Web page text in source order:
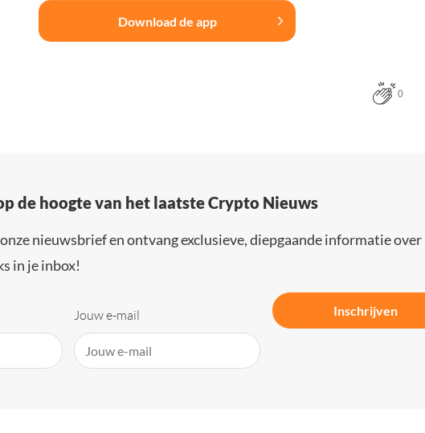
Download de app
0
de hoogte van het laatste Crypto Nieuws
nieuwsbrief en ontvang exclusieve, diepgaande informatie over
in je inbox!
Jouw e-mail Inschrijven